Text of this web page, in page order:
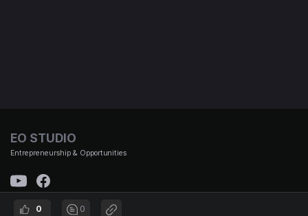
0 0
EO STUDIO
Entrepreneurship & Opportunities